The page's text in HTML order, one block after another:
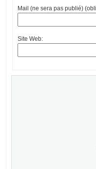
Mail (ne sera pas publié)
Site Web: